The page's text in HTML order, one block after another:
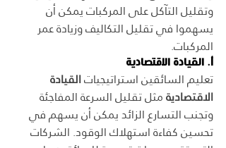
وتقليل التآكل على المركبات يمكن أن
يسهموا في تقليل التكاليف وزيادة عمر
المركبات.
أ. القيادة الاقتصادية
تعليم السائقين استراتيجيات القيادة
الاقتصادية مثل تقليل السرعة المفاجئة
وتجنب التسارع الزائد يمكن أن يسهم في
تحسين كفاءة استهلاك الوقود. الشركات